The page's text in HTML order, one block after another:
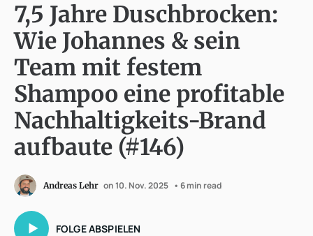
7,5 Jahre Duschbrocken:
Wie Johannes & sein
Team mit festem
Shampoo eine profitable
Nachhaltigkeits-Brand
aufbaute (#146)
Andreas Lehr on 10. Nov. 2025 • 6 min read
FOLGE ABSPIELEN